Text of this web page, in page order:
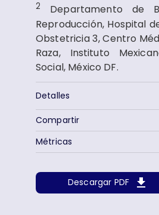
2 Departamento de
Reproducción, Hospital
Obstetricia 3, Centro
Raza, Instituto
Social, México DF.
Detalles
Descargar PDF
Métricas
Compartir